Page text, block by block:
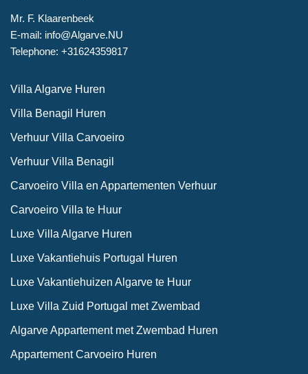
Mr. F. Klaarenbeek
E-mail: info@Algarve.NU
Telephone: +31624359817
Villa Algarve Huren
Villa Benagil Huren
Verhuur Villa Carvoeiro
Verhuur Villa Benagil
Carvoeiro Villa en Appartementen Verhuur
Carvoeiro Villa te Huur
Luxe Villa Algarve Huren
Luxe Vakantiehuis Portugal Huren
Luxe Vakantiehuizen Algarve te Huur
Luxe Villa Zuid Portugal met Zwembad
Algarve Appartement met Zwembad Huren
Appartement Carvoeiro Huren